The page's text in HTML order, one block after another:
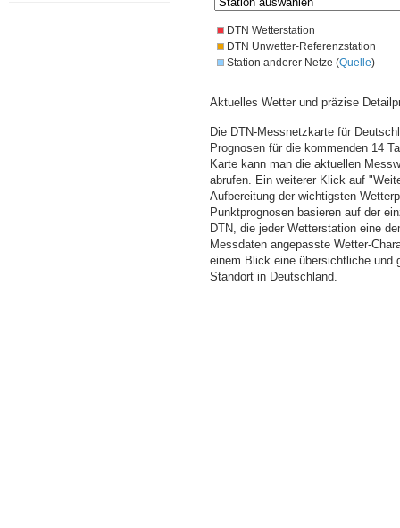
DTN Wetterstation
DTN Unwetter-Referenzstation
Station anderer Netze (Quelle)
Aktuelles Wetter und präzise
Die DTN-Messnetzkarte für
Prognosen für die kommenden 14
Karte kann man die aktuellen
abrufen. Ein weiterer Klick auf
Aufbereitung der wichtigsten
Punktprognosen basieren auf der
DTN, die jeder Wetterstation eine
Messdaten angepasste Wetter-
einem Blick eine übersichtliche und
Standort in Deutschland.